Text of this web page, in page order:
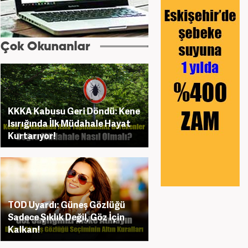
Çok Okunanlar
KKKA Kabusu Geri Döndü: Kene
Isırığında İlk Müdahale Hayat
Kurtarıyor!
TOD Uyardı: Güneş Gözlüğü
Sadece Şıklık Değil, Göz İçin
Kalkan!